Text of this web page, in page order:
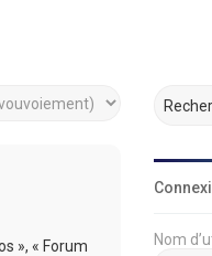
», « Forum
Nom